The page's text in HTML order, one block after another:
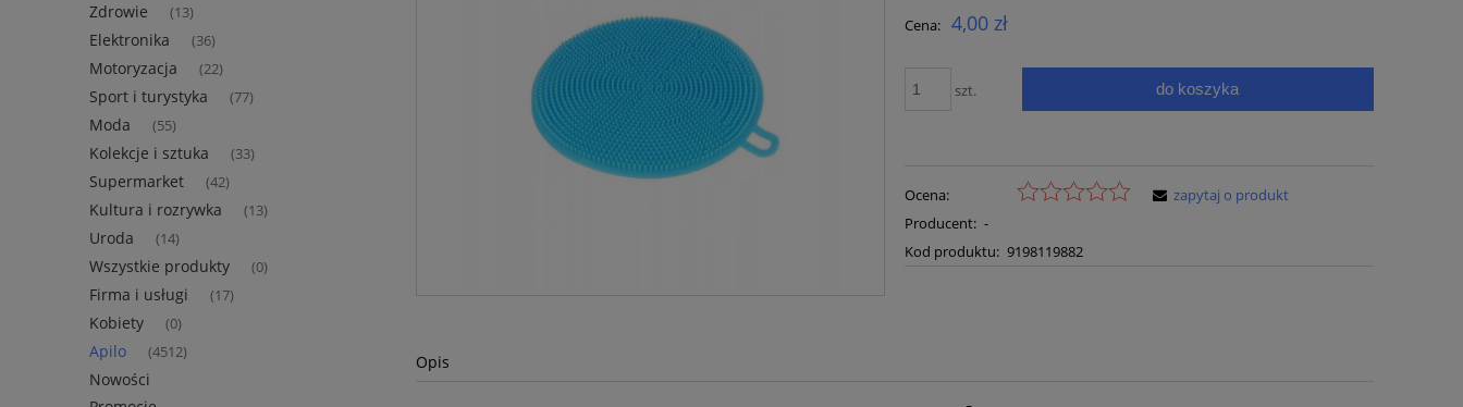
Zdrowie (13)
Elektronika (36)
Motoryzacja (22)
Sport i turystyka (77)
Moda (55)
Kolekcje i sztuka (33)
Supermarket (42)
Kultura i rozrywka (13)
Uroda (14)
Wszystkie produkty (0)
Firma i usługi (17)
Kobiety (0)
Apilo (4512)
Nowości
płatności
Cena: 4,00 zł
szt. do koszyka
Ocena:
Producent: -
Kod produktu: 9198119882
zapytaj o produkt
Opis